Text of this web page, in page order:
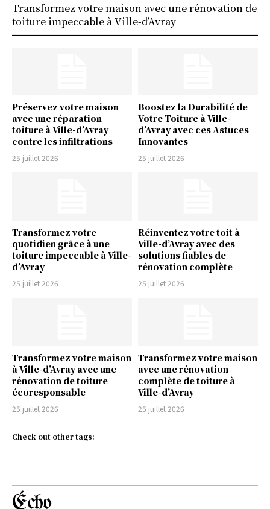
Préservez votre maison
avec une réparation
toiture à Ville-d’Avray
contre les infiltrations
25 juillet 2026
Boostez la Durabilité de
Votre Toiture à Ville-
d’Avray avec ces Astuces
Innovantes
25 juillet 2026
Transformez votre
quotidien grâce à une
toiture impeccable à Ville-
d’Avray
25 juillet 2026
Réinventez votre toit à
Ville-d’Avray avec des
solutions fiables de
rénovation complète
25 juillet 2026
Transformez votre maison
à Ville-d’Avray avec une
rénovation de toiture
écoresponsable
25 juillet 2026
Transformez votre maison
avec une rénovation
complète de toiture à
Ville-d’Avray
25 juillet 2026
Check out other tags:
Transformez votre maison avec une rénovation de
toiture impeccable à Ville-d’Avray
Écho